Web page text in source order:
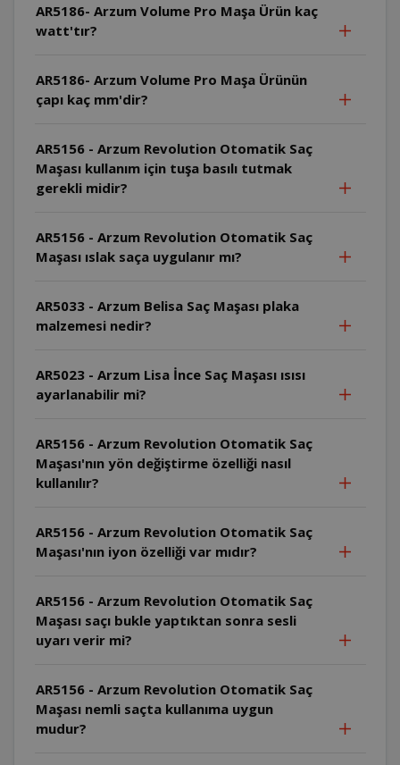
AR5186- Arzum Volume Pro Maşa Ürün kaç
watt'tır?
AR5186- Arzum Volume Pro Maşa Ürünün
çapı kaç mm'dir?
AR5156 - Arzum Revolution Otomatik Saç
Maşası kullanım için tuşa basılı tutmak
gerekli midir?
AR5156 - Arzum Revolution Otomatik Saç
Maşası ıslak saça uygulanır mı?
AR5033 - Arzum Belisa Saç Maşası plaka
malzemesi nedir?
AR5023 - Arzum Lisa İnce Saç Maşası ısısı
ayarlanabilir mi?
AR5156 - Arzum Revolution Otomatik Saç
Maşası'nın yön değiştirme özelliği nasıl
kullanılır?
AR5156 - Arzum Revolution Otomatik Saç
Maşası'nın iyon özelliği var mıdır?
AR5156 - Arzum Revolution Otomatik Saç
Maşası saçı bukle yaptıktan sonra sesli
uyarı verir mi?
AR5156 - Arzum Revolution Otomatik Saç
Maşası nemli saçta kullanıma uygun
mudur?